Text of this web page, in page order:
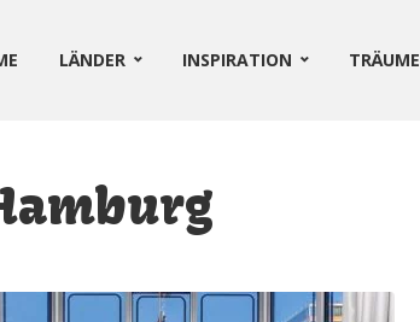
LÄNDER INSPIRATION TRÄUME